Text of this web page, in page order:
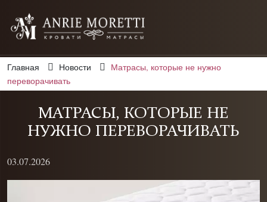
Главная Новости
Матрасы, которые не нужно
переворачивать
МАТРАСЫ, КОТОРЫЕ НЕ
НУЖНО ПЕРЕВОРАЧИВАТЬ
03.07.2026